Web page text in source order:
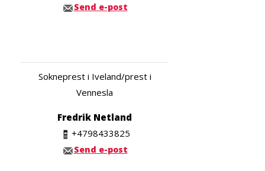
Send e-post
Sokneprest i Iveland/prest i
Vennesla
Fredrik Netland
+4798433825
Send e-post